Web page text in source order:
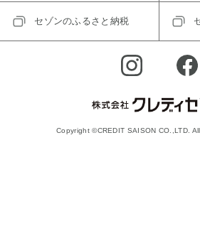
セゾンのふるさと納税
Copyright ©CREDIT SAISON CO.,LTD.